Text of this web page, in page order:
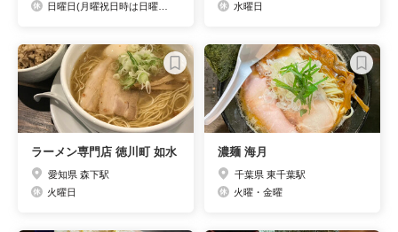
水曜日
ラーメン専門店 徳川町 如水
愛知県 森下駅
火曜日
濃麺 海月
千葉県 東千葉駅
火曜・金曜